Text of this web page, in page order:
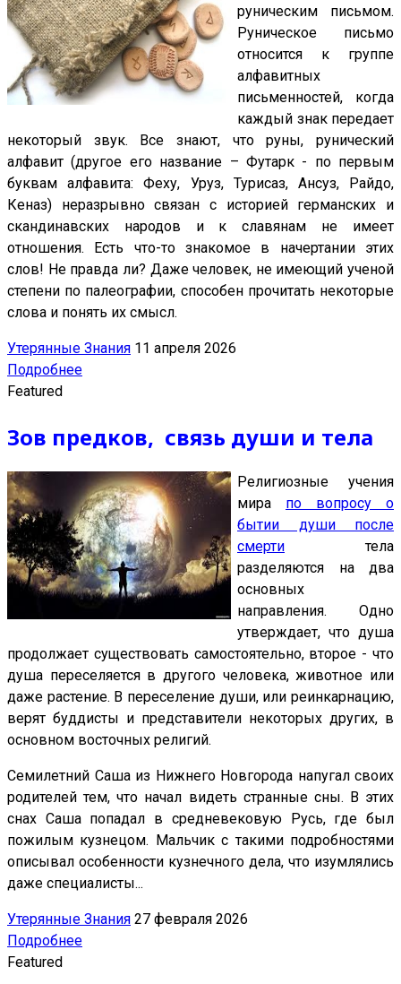
руническим письмом.
Руническое письмо
относится к группе
алфавитных
письменностей, когда
каждый знак передает
некоторый звук. Все знают, что руны, рунический
алфавит (другое его название – Футарк - по первым
буквам алфавита: Феху, Уруз, Турисаз, Ансуз, Райдо,
Кеназ) неразрывно связан с историей германских и
скандинавских народов и к славянам не имеет
отношения.
Есть что-то знакомое в начертании этих
слов! Не правда ли? Даже человек, не имеющий ученой
степени по палеографии, способен прочитать некоторые
слова и понять их смысл.
Утерянные Знания 11 апреля 2026
Подробнее
Featured
Зов предков, связь души и тела
Религиозные учения
мира по вопросу о
бытии души после
смерти тела
разделяются на два
основных
направления. Одно
утверждает, что душа
продолжает существовать самостоятельно, второе - что
душа переселяется в другого человека, животное или
даже растение. В переселение души, или реинкарнацию,
верят буддисты и представители некоторых других, в
основном восточных религий.
Семилетний Саша из Нижнего Новгорода напугал своих
родителей тем, что начал видеть странные сны. В этих
снах Саша попадал в средневековую Русь, где был
пожилым кузнецом. Мальчик с такими подробностями
описывал особенности кузнечного дела, что изумлялись
даже специалисты...
Утерянные Знания 27 февраля 2026
Подробнее
Featured